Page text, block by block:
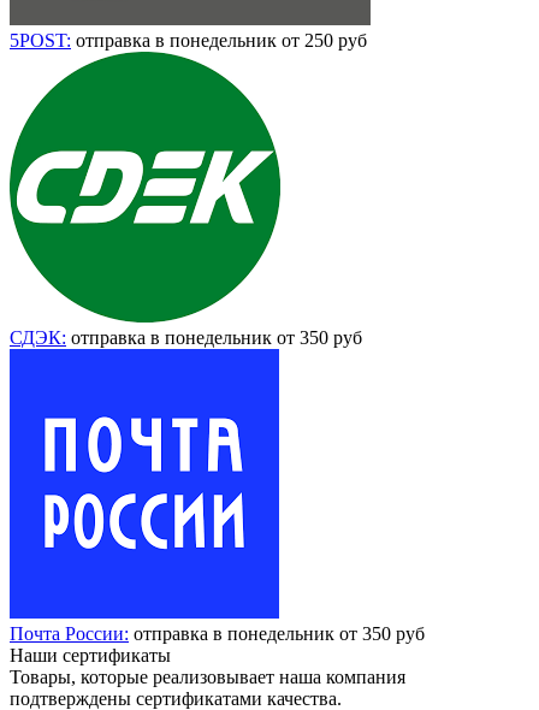
5POST: отправка в понедельник от 250 руб
СДЭК: отправка в понедельник от 350 руб
Почта России: отправка в понедельник от 350 руб
Наши сертификаты
Товары, которые реализовывает наша компания
подтверждены сертификатами качества.